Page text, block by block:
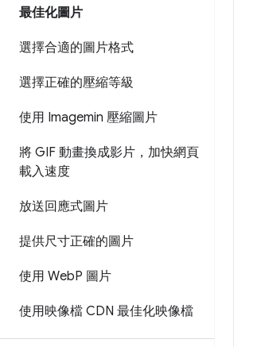
最佳化圖片
選擇合適的圖片格式
選擇正確的壓縮等級
使用 Imagemin 壓縮圖片
將 GIF 動畫換成影片，加快網頁
載入速度
放送回應式圖片
提供尺寸正確的圖片
使用 WebP 圖片
使用映像檔 CDN 最佳化映像檔